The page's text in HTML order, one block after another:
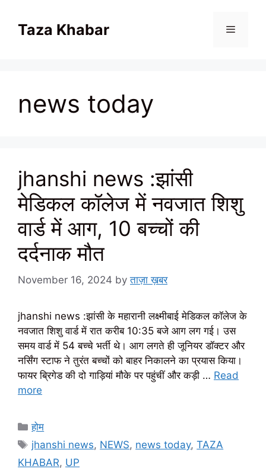
contentTaza Khabar
news today
jhanshi news :झांसी
मेडिकल कॉलेज में नवजात शिशु
वार्ड में आग, 10 बच्चों की
दर्दनाक मौत
November 16, 2024 byताज़ा ख़बर
jhanshi news :झांसी के महारानी लक्ष्मीबाई मेडिकल कॉलेज के
नवजात शिशु वार्ड में रात करीब 10:35 बजे आग लग गई। उस
समय वार्ड में 54 बच्चे भर्ती थे। आग लगते ही जूनियर डॉक्टर और
नर्सिंग स्टाफ ने तुरंत बच्चों को बाहर निकालने का प्रयास किया।
फायर ब्रिगेड की दो गाड़ियां मौके पर पहुंचीं और कड़ी … Read
more
Categories
होम
Tags
jhanshi news, NEWS, news today,TAZA
KHABAR, UP